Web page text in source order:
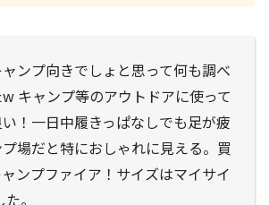
ンプ向きでしょと思って何も調べ
キャンプ等のアウトドアに使って
！一日中履きっぱなしでも足が疲
場だと特におしゃれに見える。買
ンプファイア！サイズはマイサイ
。